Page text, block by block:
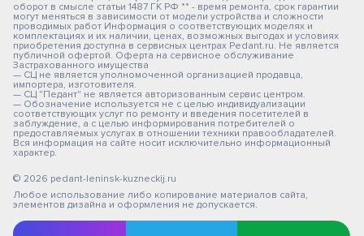
оборот в смысле статьи 1487 ГК РФ ** - время ремонта, срок гарантии
могут меняться в зависимости от модели устройства и сложности
проводимых работ Информация о соответствующих моделях и
комплектациях и их наличии, ценах, возможных выгодах и условиях
приобретения доступна в сервисных центрах Pedant.ru. Не является
публичной офертой. Оферта на сервисное обслуживание
Застрахованного имущества
— СЦ не является уполномоченной организацией продавца,
импортера, изготовителя.
— СЦ "Педант" не является авторизованным сервис центром.
— Обозначение используется не с целью индивидуализации
соответствующих услуг по ремонту и введения посетителей в
заблуждение, а с целью информирования потребителей о
предоставляемых услугах в отношении техники правообладателей.
Вся информация на сайте носит исключительно информационный
характер.
© 2026 pedant-leninsk-kuzneckij.ru
Любое использование либо копирование материалов сайта,
элементов дизайна и оформления не допускается.